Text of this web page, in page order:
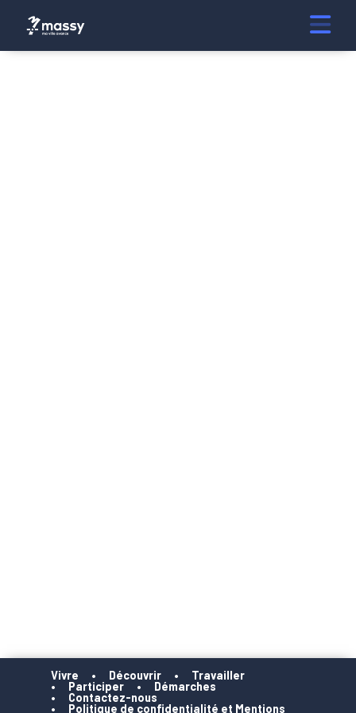
Vivre Découvrir
Travailler
Participer
Démarches
Contactez-nous
Politique de confidentialité et Mentions